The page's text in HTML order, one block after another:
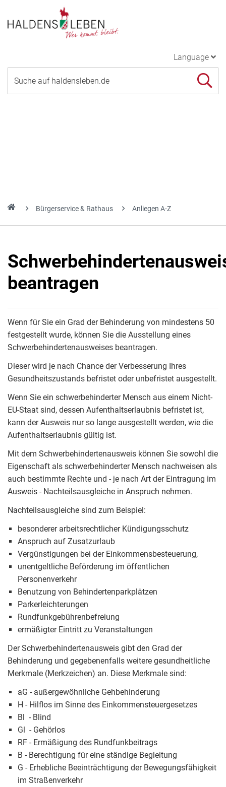
Language
Bürgerservice & Rathaus Anliegen A-Z
beantragen
Wenn für Sie ein Grad der Behinderung von mindestens 50
festgestellt wurde, können Sie die Ausstellung eines
Schwerbehindertenausweises beantragen.
Dieser wird je nach Chance der Verbesserung Ihres
Gesundheitszustands befristet oder unbefristet ausgestellt.
Wenn Sie ein schwerbehinderter Mensch aus einem Nicht-
EU-Staat sind, dessen Aufenthaltserlaubnis befristet ist,
kann der Ausweis nur so lange ausgestellt werden, wie die
Aufenthaltserlaubnis gültig ist.
Mit dem Schwerbehindertenausweis können Sie sowohl die
Eigenschaft als schwerbehinderter Mensch nachweisen als
auch bestimmte Rechte und - je nach Art der Eintragung im
Ausweis - Nachteilsausgleiche in Anspruch nehmen.
Nachteilsausgleiche sind zum Beispiel:
besonderer arbeitsrechtlicher Kündigungsschutz
Anspruch auf Zusatzurlaub
Vergünstigungen bei der Einkommensbesteuerung,
unentgeltliche Beförderung im öffentlichen
Personenverkehr
Benutzung von Behindertenparkplätzen
Parkerleichterungen
Rundfunkgebührenbefreiung
ermäßigter Eintritt zu Veranstaltungen
Der Schwerbehindertenausweis gibt den Grad der
Behinderung und gegebenenfalls weitere gesundheitliche
Merkmale (Merkzeichen) an. Diese Merkmale sind:
aG - außergewöhnliche Gehbehinderung
H - Hilflos im Sinne des Einkommensteuergesetzes
Bl - Blind
Gl - Gehörlos
RF - Ermäßigung des Rundfunkbeitrags
B - Berechtigung für eine ständige Begleitung
G - Erhebliche Beeinträchtigung der Bewegungsfähigkeit
im Straßenverkehr